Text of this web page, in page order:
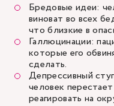
Бредовые идеи:
виноват во всех
что близкие в
Галлюцинации:
которые его
сделать.
Депрессивный
человек
реагировать на